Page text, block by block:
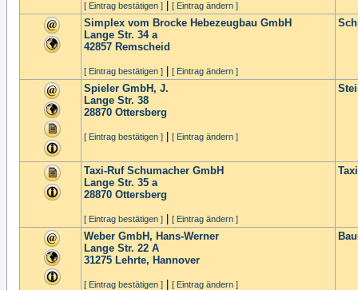
[ Eintrag bestätigen ] [ Eintrag ändern ]
Simplex vom Brocke Hebezeugbau GmbH
Lange Str. 34 a
42857 Remscheid
[ Eintrag bestätigen ] [ Eintrag ändern ]
Spieler GmbH, J.
Lange Str. 38
28870 Ottersberg
[ Eintrag bestätigen ] [ Eintrag ändern ]
Taxi-Ruf Schumacher GmbH
Lange Str. 35 a
28870 Ottersberg
[ Eintrag bestätigen ] [ Eintrag ändern ]
Weber GmbH, Hans-Werner
Lange Str. 22 A
31275 Lehrte, Hannover
[ Eintrag bestätigen ] [ Eintrag ändern ]